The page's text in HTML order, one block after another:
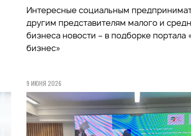
Интересные социальным
другим представителям малого и
бизнеса новости – в подборке портала
бизнес»
9 ИЮНЯ 2026